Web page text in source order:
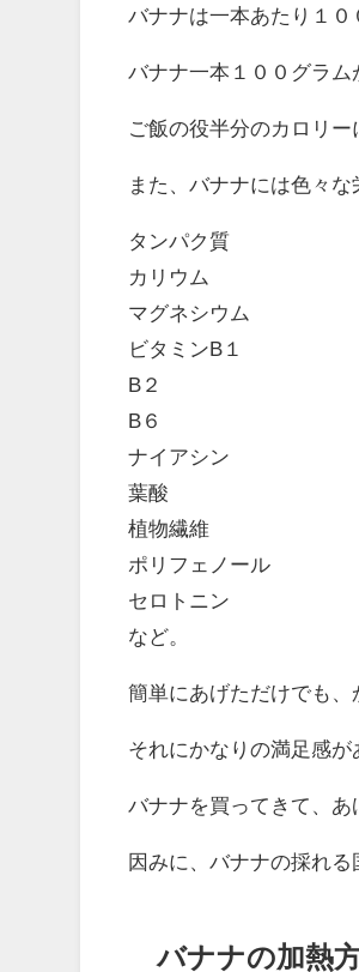
バナナは一本あたり１０
バナナ一本１００グラム
ご飯の役半分のカロリー
また、バナナには色々な
タンパク質
カリウム
マグネシウム
ビタミンB１
B２
B６
ナイアシン
葉酸
植物繊維
ポリフェノール
セロトニン
など。
簡単にあげただけでも、
それにかなりの満足感
バナナを買ってきて、あ
因みに、バナナの採れる
バナナの加熱